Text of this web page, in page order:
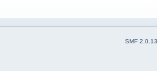
SMF 2.0.13